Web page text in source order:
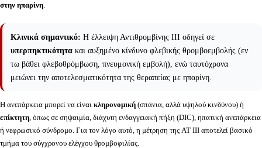
στην ηπαρίνη.
Κλινικά σημαντικό: Η έλλειψη Αντιθρομβίνης ΙΙΙ οδηγεί σε
υπερπηκτικότητα και αυξημένο κίνδυνο φλεβικής θρομβοεμβολής (εν
τω βάθει φλεβοθρόμβωση, πνευμονική εμβολή), ενώ ταυτόχρονα
μειώνει την αποτελεσματικότητα της θεραπείας με ηπαρίνη.
Η ανεπάρκεια μπορεί να είναι κληρονομική (σπάνια, αλλά υψηλού κινδύνου) ή
επίκτητη, όπως σε σηψαιμία, διάχυτη ενδαγγειακή πήξη (DIC), ηπατική ανεπάρκεια
ή νεφρωσικό σύνδρομο. Για τον λόγο αυτό, η μέτρηση της AT III αποτελεί βασικό
τμήμα του σύγχρονου ελέγχου θρομβοφιλίας.